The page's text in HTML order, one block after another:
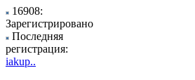
16908:
Зарегистрировано
Последняя
регистрация:
iakup..